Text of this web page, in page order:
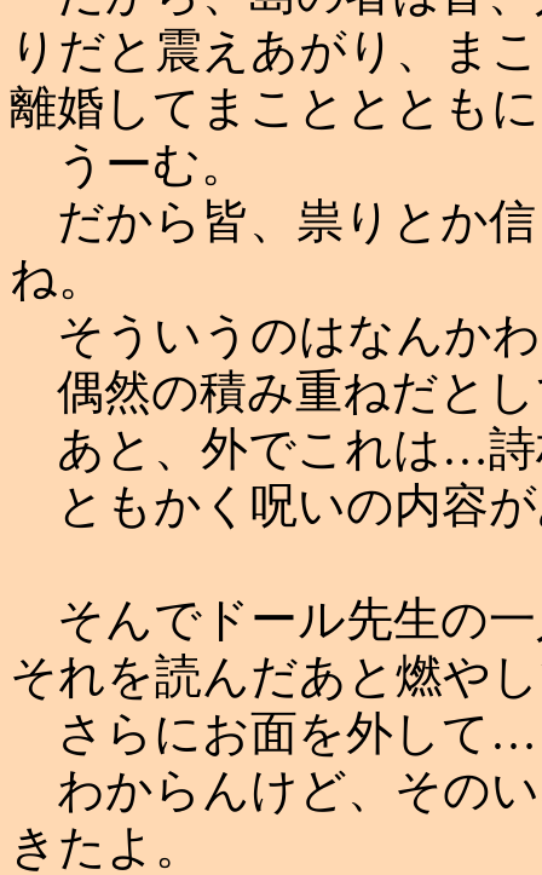
りだと震えあがり、ま
離婚してまことととも
うーむ。
だから皆、祟りとか
ね。
そういうのはなんか
偶然の積み重ねだと
あと、外でこれは…詩
ともかく呪いの内容
そんでドール先生の
それを読んだあと燃や
さらにお面を外して…
わからんけど、その
きたよ。